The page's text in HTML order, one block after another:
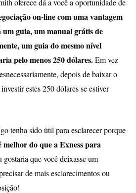
on-line com uma vantagem
um guia, um manual grátis de
um guia do mesmo nível
pelo menos 250 dólares.Em vez
depois de baixar o
estes 250 dólares se estiver
tenha sido útil para esclarecer porque
do que a Exness para
gostaria que você deixasse um
de mais esclarecimentos ou